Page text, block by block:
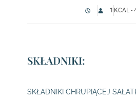
1 KCAL -
SKŁADNIKI:
SKŁADNIKI CHRUPIĄCEJ